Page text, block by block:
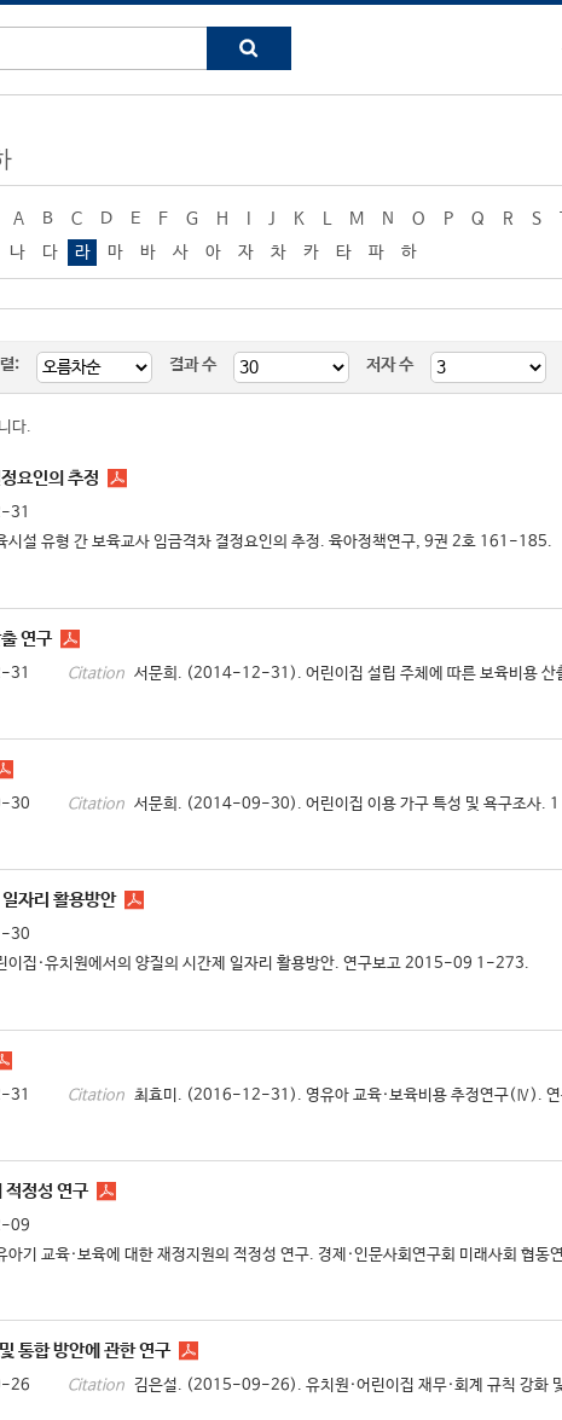
A B C D E F G H J K M N O P Q R S
나 다 라 마 바 사 아 자 차 카 타 파
하
: 결과 수 저자 수
다.
요인의 추정
31
유형 간 보육교사 임금격차 결정요인의 추정. 육아정책연구, 9권 2호 161-185.
연구
31 Citation 서문희. (2014-12-31). 어린이집 설립 주체에 따른 보육비용
30 Citation 서문희. (2014-09-30). 어린이집 이용 가구 특성 및 욕구조사.
자리 활용방안
30
집·유치원에서의 양질의 시간제 일자리 활용방안. 연구보고 2015-09 1-273.
31 Citation 최효미. (2016-12-31). 영유아 교육·보육비용 추정연구(Ⅳ).
적정성 연구
09
교육·보육에 대한 재정지원의 적정성 연구. 경제·인문사회연구회 미래사회 협
통합 방안에 관한 연구
26 Citation 김은설. (2015-09-26). 유치원·어린이집 재무·회계 규칙 강화